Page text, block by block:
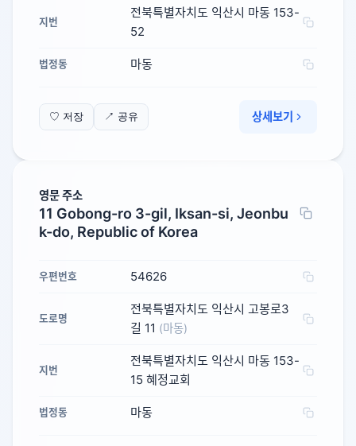
지번
전북특별자치도 익산시 마동 153-
52
법정동 마동
♡ 저장 ↗ 공유 상세보기
영문 주소
11 Gobong-ro 3-gil, Iksan-si, Jeonbu
k-do, Republic of Korea
우편번호 54626
도로명
전북특별자치도 익산시 고봉로3
길 11 (마동)
지번
전북특별자치도 익산시 마동 153-
15 혜정교회
법정동 마동